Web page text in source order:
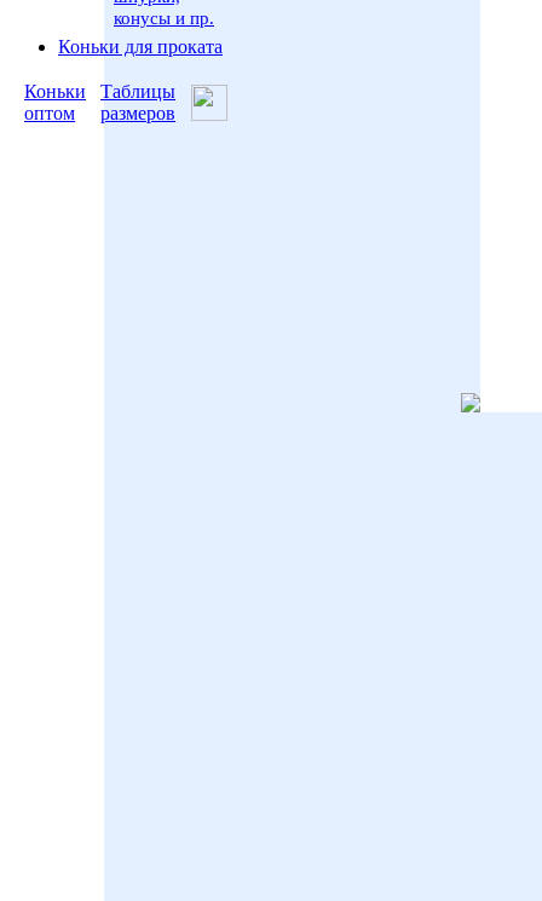
конусы и пр.
Коньки для проката
Коньки
оптом
Таблицы
размеров